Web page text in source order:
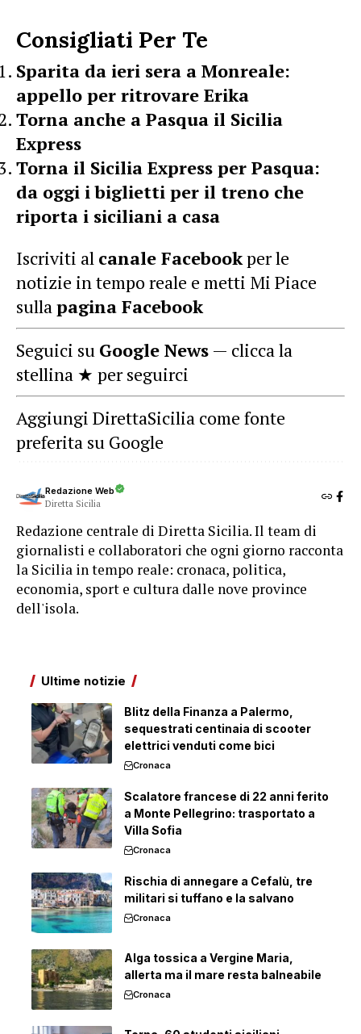
Consigliati Per Te
Sparita da ieri sera a Monreale:
appello per ritrovare Erika
Torna anche a Pasqua il Sicilia
Express
Torna il Sicilia Express per Pasqua:
da oggi i biglietti per il treno che
riporta i siciliani a casa
Iscriviti al canale Facebookper le
notizie in tempo reale e metti Mi Piace
sullapagina Facebook
Seguici su Google News — clicca la
stellina ★ per seguirci
Aggiungi DirettaSicilia come fonte
preferita su Google
Redazione Web
Diretta Sicilia
Redazione centrale di Diretta Sicilia. Il team di
giornalisti e collaboratori che ogni giorno racconta
la Sicilia in tempo reale: cronaca, politica,
economia, sport e cultura dalle nove province
dell'isola.
Ultime notizie
Blitz della Finanza a Palermo,
sequestrati centinaia di scooter
elettrici venduti come bici
Cronaca
Scalatore francese di 22 anni ferito
a Monte Pellegrino: trasportato a
Villa Sofia
Cronaca
Rischia di annegare a Cefalù, tre
militari si tuffano e la salvano
Cronaca
Alga tossica a Vergine Maria,
allerta ma il mare resta balneabile
Cronaca